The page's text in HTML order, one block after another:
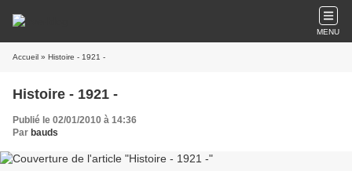
MENU
Accueil » Histoire - 1921 -
Histoire - 1921 -
Publié le 02/01/2010 à 14:36
Par bauds